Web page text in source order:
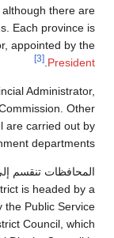
, although there are
Each province is
appointed by the
President
[3]
Administrator,
Other
are carried out by
departments.
المحافظات تنقسم إلى
is headed by a
the Public Service
Council, which